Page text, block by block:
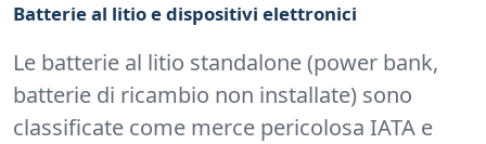
Batterie al litio e dispositivi elettronici
Le batterie al litio standalone (power bank,
batterie di ricambio non installate) sono
classificate come merce pericolosa IATA e